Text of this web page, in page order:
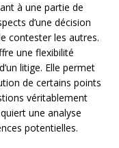
à une partie de
d’une décision
contester les autres.
une flexibilité
litige. Elle permet
de certains points
véritablement
une analyse
potentielles.